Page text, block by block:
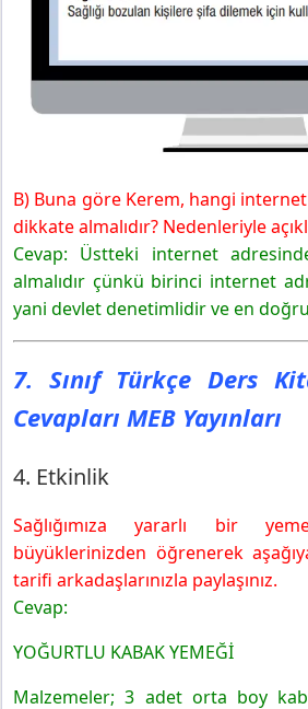
B) Buna göre Kerem, hangi
dikkate almalıdır? Nedenleriyle
Cevap: Üstteki internet
almalıdır çünkü birinci internet
yani devlet denetimlidir ve en
7. Sınıf Türkçe Ders
Cevapları MEB Yayınları
4. Etkinlik
Sağlığımıza yararlı bir
büyüklerinizden öğrenerek aşağıya
tarifi arkadaşlarınızla paylaşınız.
Cevap:
YOĞURTLU KABAK YEMEĞİ
Malzemeler; 3 adet orta boy